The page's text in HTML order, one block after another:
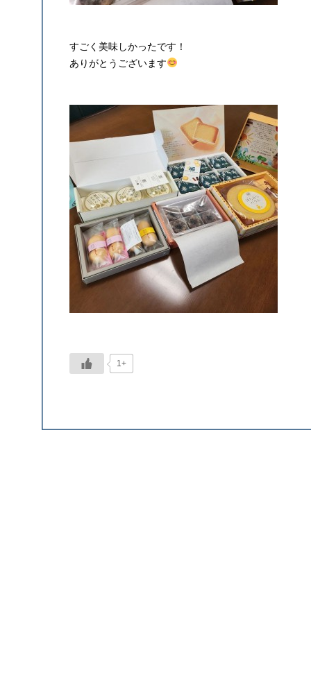
すごく美味しかったです！
ありがとうございます
1+